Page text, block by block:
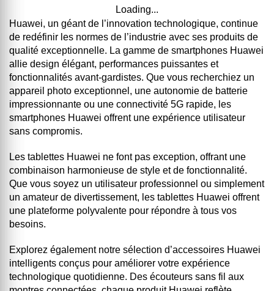
Loading...
Huawei, un géant de l’innovation technologique, continue
de redéfinir les normes de l’industrie avec ses produits de
qualité exceptionnelle. La gamme de smartphones Huawei
allie design élégant, performances puissantes et
fonctionnalités avant-gardistes. Que vous recherchiez un
appareil photo exceptionnel, une autonomie de batterie
impressionnante ou une connectivité 5G rapide, les
smartphones Huawei offrent une expérience utilisateur
sans compromis.
Les tablettes Huawei ne font pas exception, offrant une
combinaison harmonieuse de style et de fonctionnalité.
Que vous soyez un utilisateur professionnel ou simplement
un amateur de divertissement, les tablettes Huawei offrent
une plateforme polyvalente pour répondre à tous vos
besoins.
Explorez également notre sélection d’accessoires Huawei
intelligents conçus pour améliorer votre expérience
technologique quotidienne. Des écouteurs sans fil aux